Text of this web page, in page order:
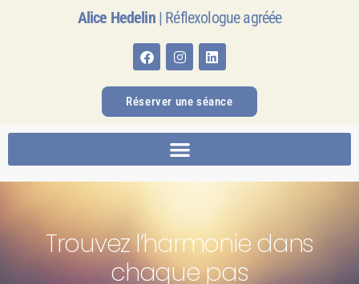
Alice Hedelin| Réflexologue agréée
Réserver une séance
Trouvez l’harmonie dans
chaque pas